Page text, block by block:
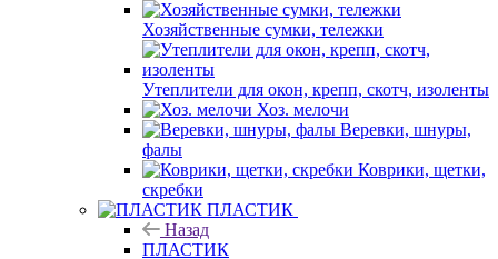
Хозяйственные сумки, тележки
Утеплители для окон, крепп, скотч, изоленты
Хоз. мелочи
Веревки, шнуры,
фалы
Коврики, щетки,
скребки
ПЛАСТИК
Назад
ПЛАСТИК